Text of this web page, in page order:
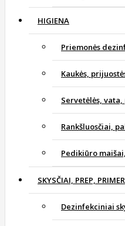
HIGIENA
Priemonės
Kaukės,
Servetėlės,
Rankšluosčiai,
Pedikiūro
SKYSČIAI, PREP, PRIMER
Dezinfekciniai